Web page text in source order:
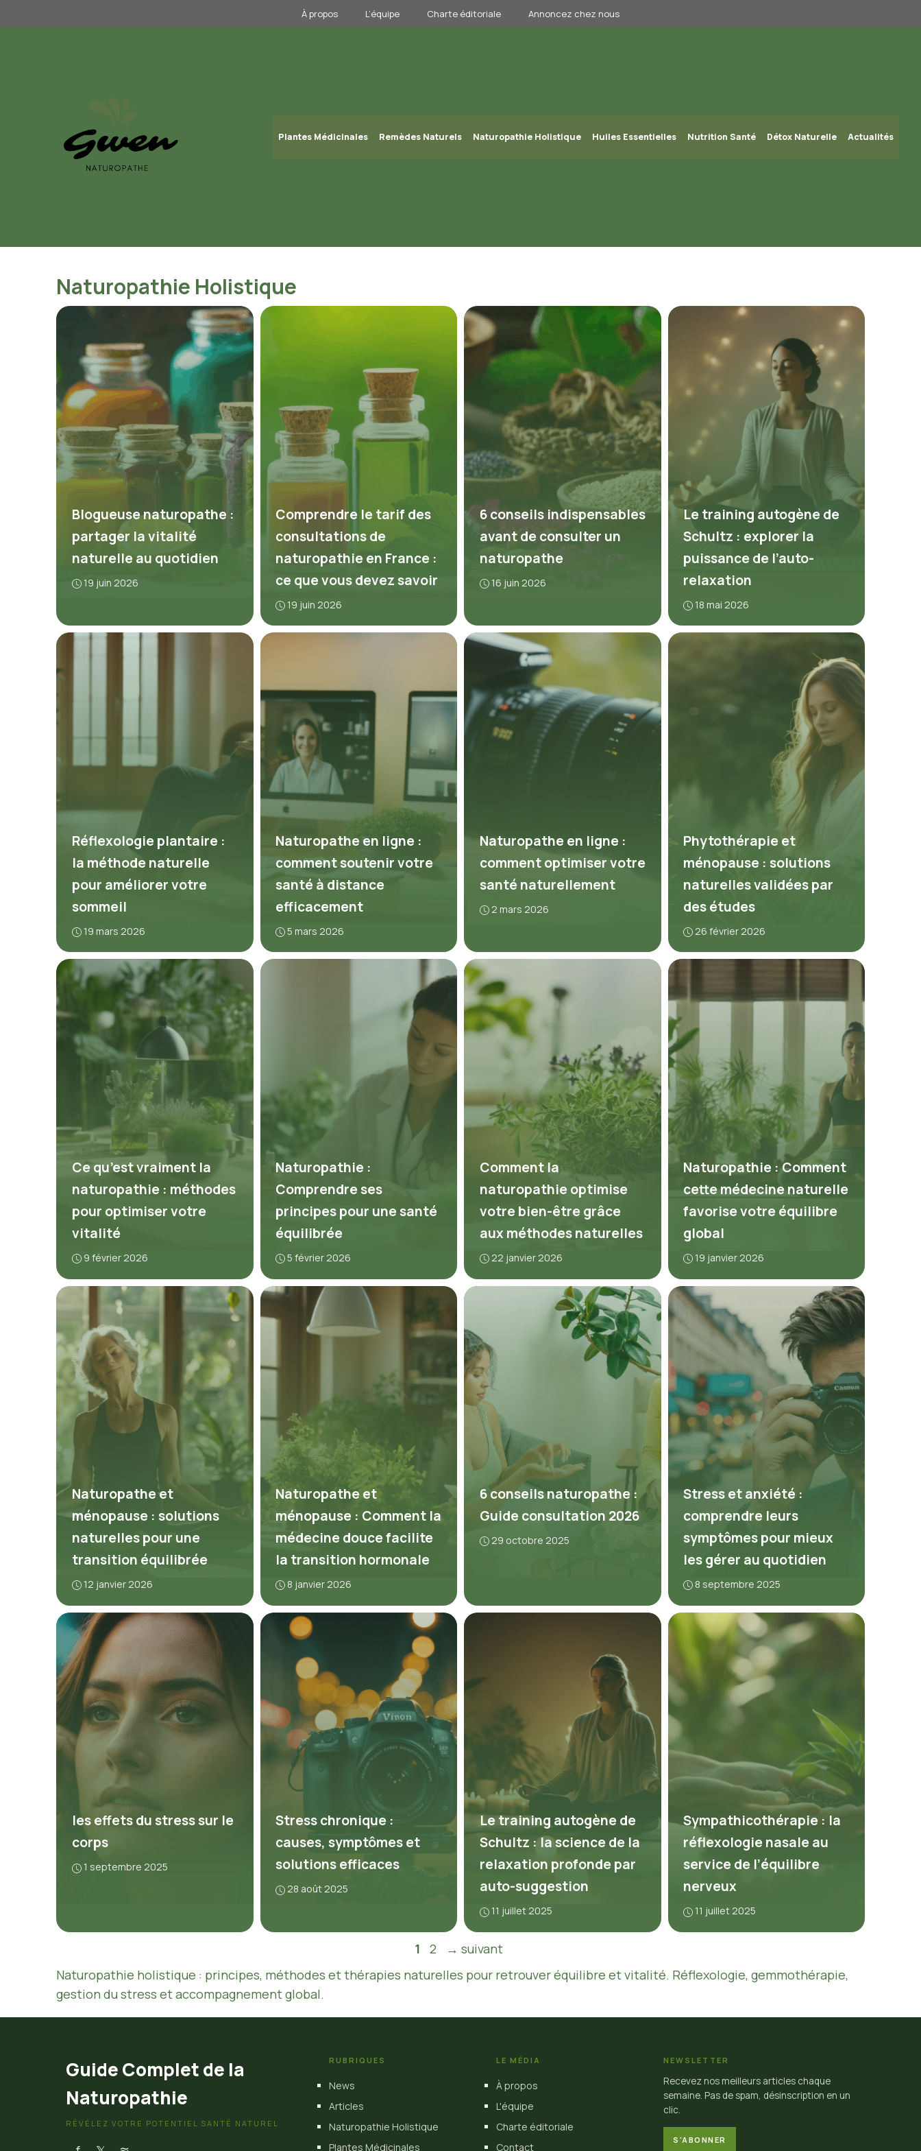
au
À propos L’équipe Charte éditoriale Annoncez chez nous
Plantes Médicinales Remèdes Naturels Naturopathie Holistique Huiles Essentielles Nutrition Santé Détox Naturelle Actualités
Naturopathie Holistique
Blogueuse naturopathe :
partager la vitalité
naturelle au quotidien
19 juin 2026
Comprendre le tarif des
consultations de
naturopathie en France :
ce que vous devez savoir
19 juin 2026
6 conseils indispensables
avant de consulter un
naturopathe
16 juin 2026
Le training autogène de
Schultz : explorer la
puissance de l’auto-
relaxation
18 mai 2026
Réflexologie plantaire :
la méthode naturelle
pour améliorer votre
sommeil
19 mars 2026
Naturopathe en ligne :
comment soutenir votre
santé à distance
efficacement
5 mars 2026
Naturopathe en ligne :
comment optimiser votre
santé naturellement
2 mars 2026
Phytothérapie et
ménopause : solutions
naturelles validées par
des études
26 février 2026
Ce qu’est vraiment la
naturopathie : méthodes
pour optimiser votre
vitalité
9 février 2026
Naturopathie :
Comprendre ses
principes pour une santé
équilibrée
5 février 2026
Comment la
naturopathie optimise
votre bien-être grâce
aux méthodes naturelles
22 janvier 2026
Naturopathie : Comment
cette médecine naturelle
favorise votre équilibre
global
19 janvier 2026
Naturopathe et
ménopause : solutions
naturelles pour une
transition équilibrée
12 janvier 2026
Naturopathe et
ménopause : Comment la
médecine douce facilite
la transition hormonale
8 janvier 2026
6 conseils naturopathe :
Guide consultation 2026
29 octobre 2025
Stress et anxiété :
comprendre leurs
symptômes pour mieux
les gérer au quotidien
8 septembre 2025
les effets du stress sur le
corps
1 septembre 2025
Stress chronique :
causes, symptômes et
solutions efficaces
28 août 2025
Le training autogène de
Schultz : la science de la
relaxation profonde par
auto-suggestion
11 juillet 2025
Sympathicothérapie : la
réflexologie nasale au
service de l’équilibre
nerveux
11 juillet 2025
Page
1 Page
2 → suivant
Naturopathie holistique : principes, méthodes et thérapies naturelles pour retrouver équilibre et vitalité. Réflexologie, gemmothérapie,
gestion du stress et accompagnement global.
Guide Complet de la
Naturopathie
RÉVÉLEZ VOTRE POTENTIEL SANTÉ NATUREL
RUBRIQUES
News
Articles
Naturopathie Holistique
Plantes Médicinales
LE MÉDIA
À propos
L'équipe
Charte éditoriale
Contact
NEWSLETTER
Recevez nos meilleurs articles chaque
semaine. Pas de spam, désinscription en un
clic.
S'ABONNER